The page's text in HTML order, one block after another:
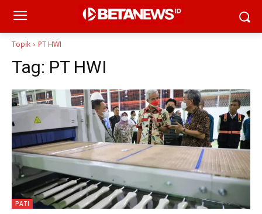
Topik PT HWI
Tag: PT HWI
PATI